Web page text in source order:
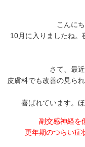
こんに
10月に入りましたね。
さて、最
皮膚科でも改善の見ら
喜ばれています。
副交感神経を
更年期のつらい症